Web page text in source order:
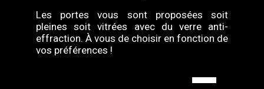
Les portes vous sont proposées soit
pleines soit vitrées avec du verre anti-
effraction. À vous de choisir en fonction de
vos préférences !